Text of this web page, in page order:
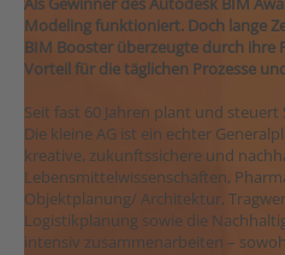
Modeling funktioniert. Doch lange
BIM Booster überzeugte durch ihre
Vorteil für die täglichen Prozesse
Seit fast 60 Jahren plant und
Die kleine AG ist ein echter
kreative, zukunftssichere und
Lebensmittelwissenschaften,
Objektplanung/ Architektur,
Logistikplanung sowie die
intensiv zusammenarbeiten –